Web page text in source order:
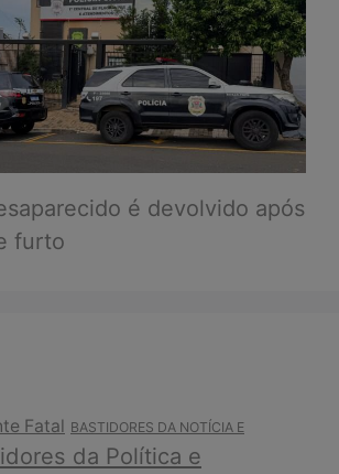
é devolvido após
furto
Fatal BASTIDORES DA NOTÍCIA E
da Política e